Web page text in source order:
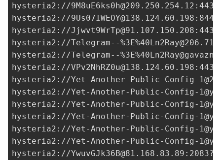
hysteria2://9M8uE6ks0h@209.250.254.12
hysteria2://9Us07IWEOY@138.124.60.198
hysteria2://Jjwvt9WrTp@91.107.150.208
hysteria2://Telegram--%3E%
hysteria2://Telegram--%3E%
hysteria2://VPv2NhRZ0u@138.124.60.198
hysteria2://Yet-Another-Public-Config-
hysteria2://Yet-Another-Public-Config-
hysteria2://Yet-Another-Public-Config-
hysteria2://Yet-Another-Public-Config-
hysteria2://Yet-Another-Public-Config-
hysteria2://Yet-Another-Public-Config-
hysteria2://YwuvGJk36B@81.168.83.89